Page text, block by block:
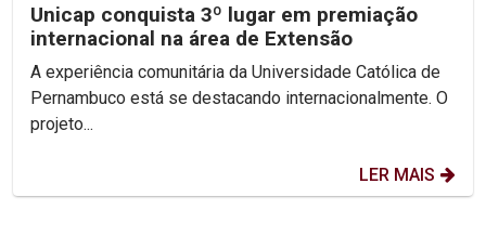
Unicap conquista 3º lugar em premiação
internacional na área de Extensão
A experiência comunitária da Universidade Católica de
Pernambuco está se destacando internacionalmente. O
projeto...
LER MAIS